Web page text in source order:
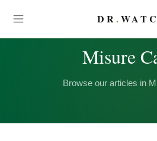
DR.
Misure
Browse our articles in